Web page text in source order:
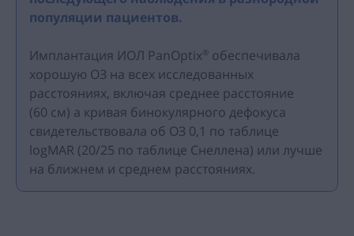
популяции пациентов.
Имплантация ИОЛ PanOptix®
обеспечивала
хорошую ОЗ на всех исследованных
расстояниях, включая среднее расстояние
(60 см) а кривая бинокулярного дефокуса
свидетельствовала об ОЗ 0,1 по таблице
logMAR (20/25 по таблице Снеллена) или лучше
на ближнем и среднем расстояниях.